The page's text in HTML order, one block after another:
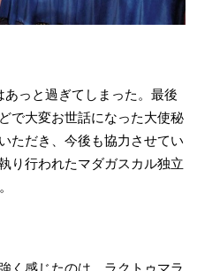
っと過ぎてしまった。最後
で大変お世話になった大使秘
ただき、今後も協力させてい
り行われたマダガスカル独立